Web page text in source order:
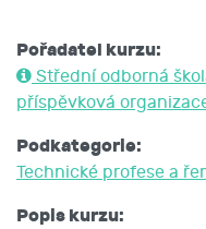
Pořadatel kurzu:
Střední odborná
příspěvková
Podkategorie:
Technické profese a
Popis kurzu: